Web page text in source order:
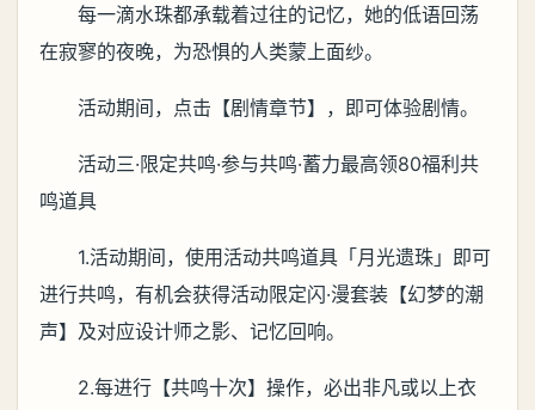
每一滴水珠都承载着过往的记忆，她的低语回荡
在寂寥的夜晚，为恐惧的人类蒙上面纱。
活动期间，点击【剧情章节】，即可体验剧情。
活动三·限定共鸣·参与共鸣·蓄力最高领80福利共
鸣道具
1.活动期间，使用活动共鸣道具「月光遗珠」即可
进行共鸣，有机会获得活动限定闪·漫套装【幻梦的潮
声】及对应设计师之影、记忆回响。
2.每进行【共鸣十次】操作，必出非凡或以上衣